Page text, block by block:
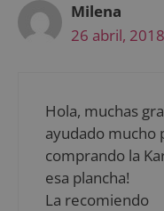
Milena
26 abril,
Hola, muchas
ayudado mucho
comprando la
esa plancha!
La recomiendo